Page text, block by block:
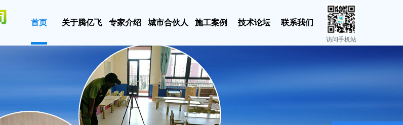
首页 关于腾亿飞 专家介绍 城市合伙人 施工案例 技术论坛 联系我们
访问手机站